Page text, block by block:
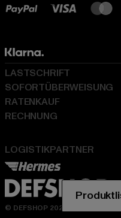
LOGISTIKPARTNER
LASTSCHRIFT
SOFORTÜBERWEISUNG
RATENKAUF
RECHNUNG
© DEFSHOP 2026. Alle Rechte